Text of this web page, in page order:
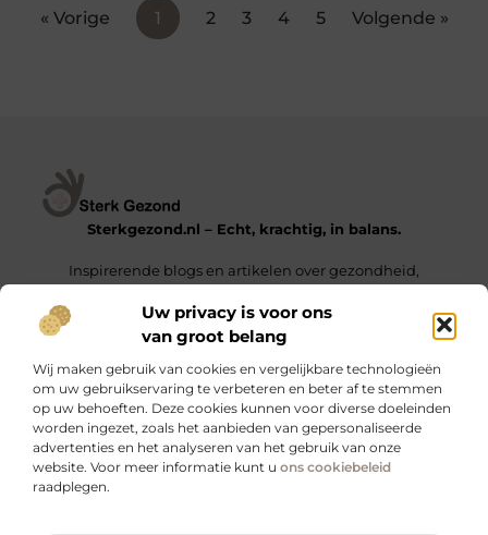
Uw privacy is voor ons
van groot belang
Wij maken gebruik van cookies en vergelijkbare technologieën
om uw gebruikservaring te verbeteren en beter af te stemmen
op uw behoeften. Deze cookies kunnen voor diverse doeleinden
worden ingezet, zoals het aanbieden van gepersonaliseerde
advertenties en het analyseren van het gebruik van onze
website. Voor meer informatie kunt u ons cookiebeleid
raadplegen.
« Vorige 1 2 3 4 5 Volgende »
Sterkgezond.nl – Echt, krachtig, in balans.
Inspirerende blogs en artikelen over gezondheid,
Onze informatie
Bericht categorie